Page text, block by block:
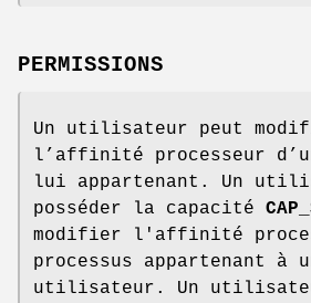
PERMISSIONS
Un utilisateur peut
l’affinité processeur
lui appartenant. Un
posséder la capacité
modifier l'affinité
processus appartenant à
utilisateur. Un